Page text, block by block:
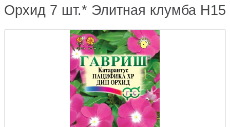
Орхид 7 шт.* Элитная клумба Н15